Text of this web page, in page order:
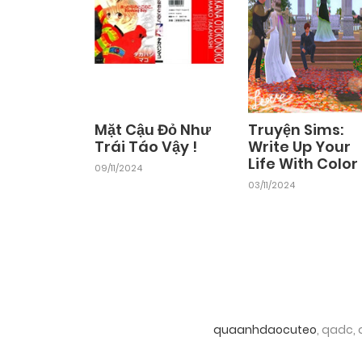
Chapter 22 03/11/2024
Chapter 18
Mặt Cậu Đỏ Như
Trái Táo Vậy !
09/11/2024
Truyện Sims:
Write Up Your
Life With Color
03/11/2024
quaanhdaocuteo, qadc,